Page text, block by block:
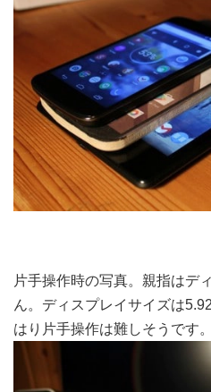
片手操作時の写真。親指はデ
ん。ディスプレイサイズは
はり片手操作は難しそうです。